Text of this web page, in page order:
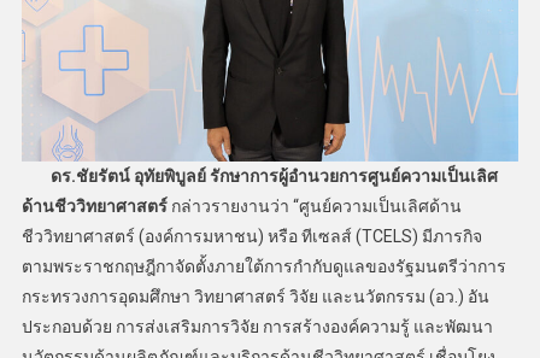
ดร.ชัยรัตน์ อุทัยพิบูลย์ รักษาการผู้อำนวยการศูนย์ความเป็นเลิศ
ด้านชีววิทยาศาสตร์ กล่าวรายงานว่า “ศูนย์ความเป็นเลิศด้าน
ชีววิทยาศาสตร์ (องค์การมหาชน) หรือ ทีเซลส์ (TCELS) มีภารกิจ
ตามพระราชกฤษฎีกาจัดตั้งภายใต้การกำกับดูแลของรัฐมนตรีว่าการ
กระทรวงการอุดมศึกษา วิทยาศาสตร์ วิจัย และนวัตกรรม (อว.) อัน
ประกอบด้วย การส่งเสริมการวิจัย การสร้างองค์ความรู้ และพัฒนา